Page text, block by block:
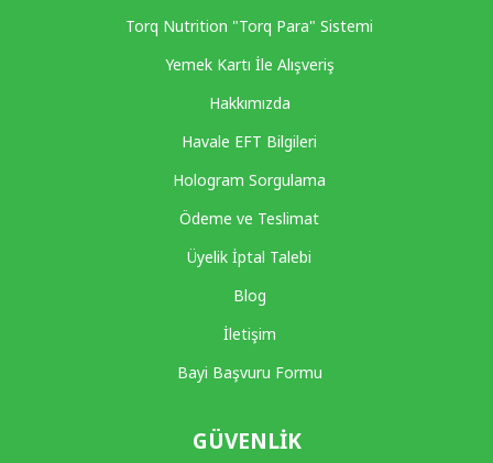
Torq Nutrition "Torq Para" Sistemi
Yemek Kartı İle Alışveriş
Hakkımızda
Havale EFT Bilgileri
Hologram Sorgulama
Ödeme ve Teslimat
Üyelik İptal Talebi
Blog
İletişim
Bayi Başvuru Formu
GÜVENLIK